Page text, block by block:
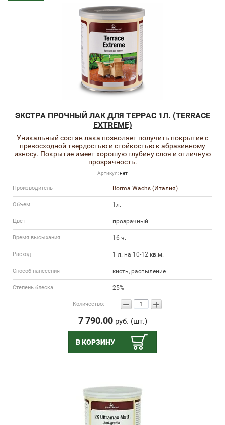
ЭКСТРА ПРОЧНЫЙ ЛАК ДЛЯ ТЕРРАС 1Л. (TERRACE
EXTREME)
Уникальный состав лака позволяет получить покрытие с
превосходной твердостью и стойкостью к абразивному
износу. Покрытие имеет хорошую глубину слоя и отличную
прозрачность.
Артикул:нет
Производитель Borma Wachs (Италия)
Объем 1л.
Цвет прозрачный
Время высыхания 16 ч.
Расход 1 л. на 10-12 кв.м.
Способ нанесения кисть, распыление
Степень блеска 25%
Количество: − +
7 790.00руб. (шт.)
В КОРЗИНУ